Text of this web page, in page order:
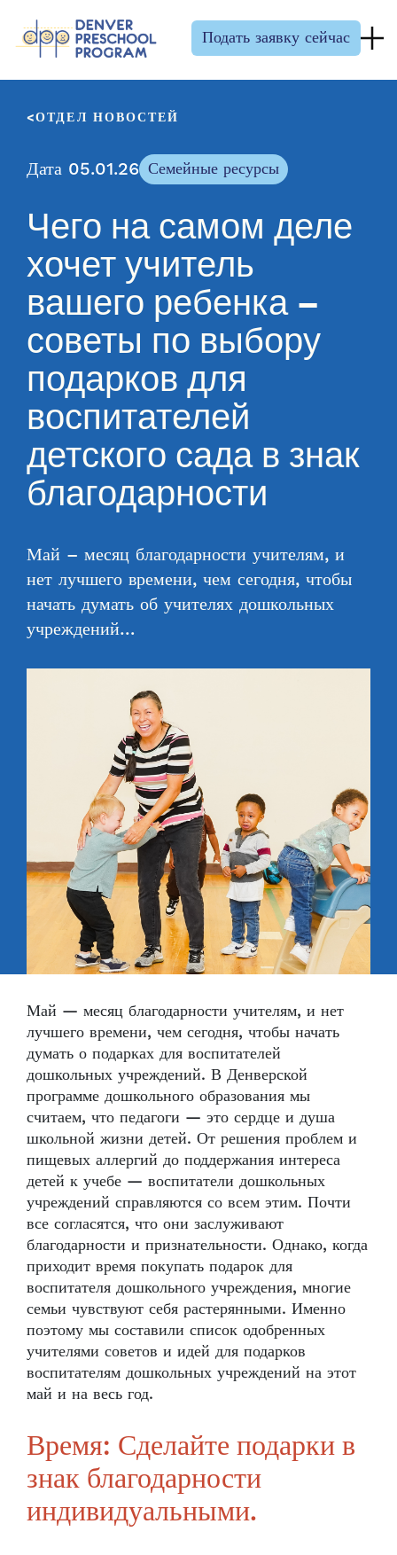
Подать заявку сейчас
ОТДЕЛ НОВОСТЕЙ
Дата 05.01.26 Семейные ресурсы
Чего на самом деле
хочет учитель
вашего ребенка –
советы по выбору
подарков для
воспитателей
детского сада в знак
благодарности
Май – месяц благодарности учителям, и
нет лучшего времени, чем сегодня, чтобы
начать думать об учителях дошкольных
учреждений…
Май — месяц благодарности учителям, и нет
лучшего времени, чем сегодня, чтобы начать
думать о подарках для воспитателей
дошкольных учреждений. В Денверской
программе дошкольного образования мы
считаем, что педагоги — это сердце и душа
школьной жизни детей. От решения проблем и
пищевых аллергий до поддержания интереса
детей к учебе — воспитатели дошкольных
учреждений справляются со всем этим. Почти
все согласятся, что они заслуживают
благодарности и признательности. Однако, когда
приходит время покупать подарок для
воспитателя дошкольного учреждения, многие
семьи чувствуют себя растерянными. Именно
поэтому мы составили список одобренных
учителями советов и идей для подарков
воспитателям дошкольных учреждений на этот
май и на весь год.
Время: Сделайте подарки в
знак благодарности
индивидуальными.